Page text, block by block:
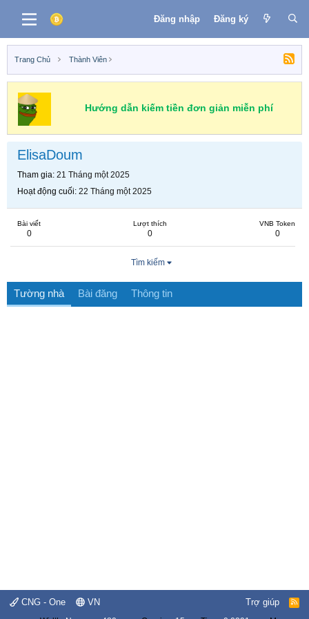
Đăng nhập Đăng ký
Trang Chủ Thành Viên
Hướng dẫn kiếm tiền đơn giản miễn phí
ElisaDoum
Tham gia 21 Tháng một 2025
Hoạt động cuối 22 Tháng một 2025
Bài viết
0
Lượt thích
0
VNB Token
0
Tìm kiếm
Tường nhà Bài đăng Thông tin
CNG - One VN Trợ giúp
R